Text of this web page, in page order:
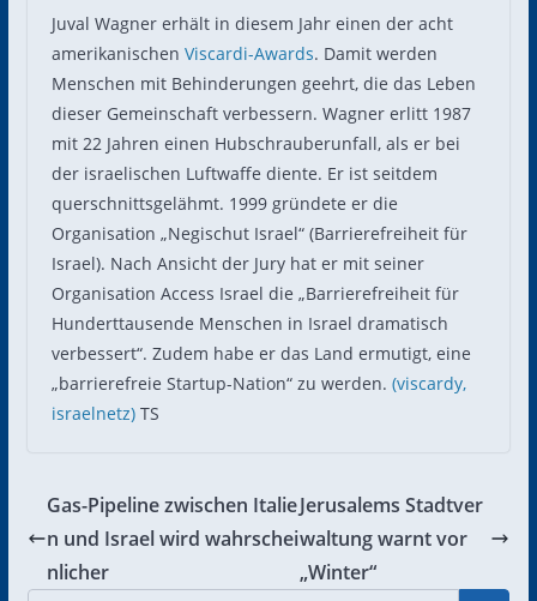
Juval Wagner erhält in diesem Jahr einen der acht
amerikanischen Viscardi-Awards. Damit werden
Menschen mit Behinderungen geehrt, die das Leben
dieser Gemeinschaft verbessern. Wagner erlitt 1987
mit 22 Jahren einen Hubschrauberunfall, als er bei
der israelischen Luftwaffe diente. Er ist seitdem
querschnittsgelähmt. 1999 gründete er die
Organisation „Negischut Israel“ (Barrierefreiheit für
Israel). Nach Ansicht der Jury hat er mit seiner
Organisation Access Israel die „Barrierefreiheit für
Hunderttausende Menschen in Israel dramatisch
verbessert“. Zudem habe er das Land ermutigt, eine
„barrierefreie Startup-Nation“ zu werden. (viscardy,
israelnetz) TS
Gas-Pipeline zwischen Italie
n und Israel wird wahrschei
nlicher
Jerusalems Stadtver
waltung warnt vor
„Winter“